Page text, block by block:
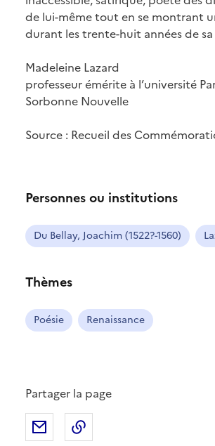
de lui-même tout en se montrant
durant les trente-huit années de
Madeleine Lazard
professeur émérite à l’université
Sorbonne Nouvelle
Source : Recueil des
Personnes ou institutions
Du Bellay, Joachim (1522?-1560)
Thèmes
Poésie Renaissance
Partager la page
Partager par mail